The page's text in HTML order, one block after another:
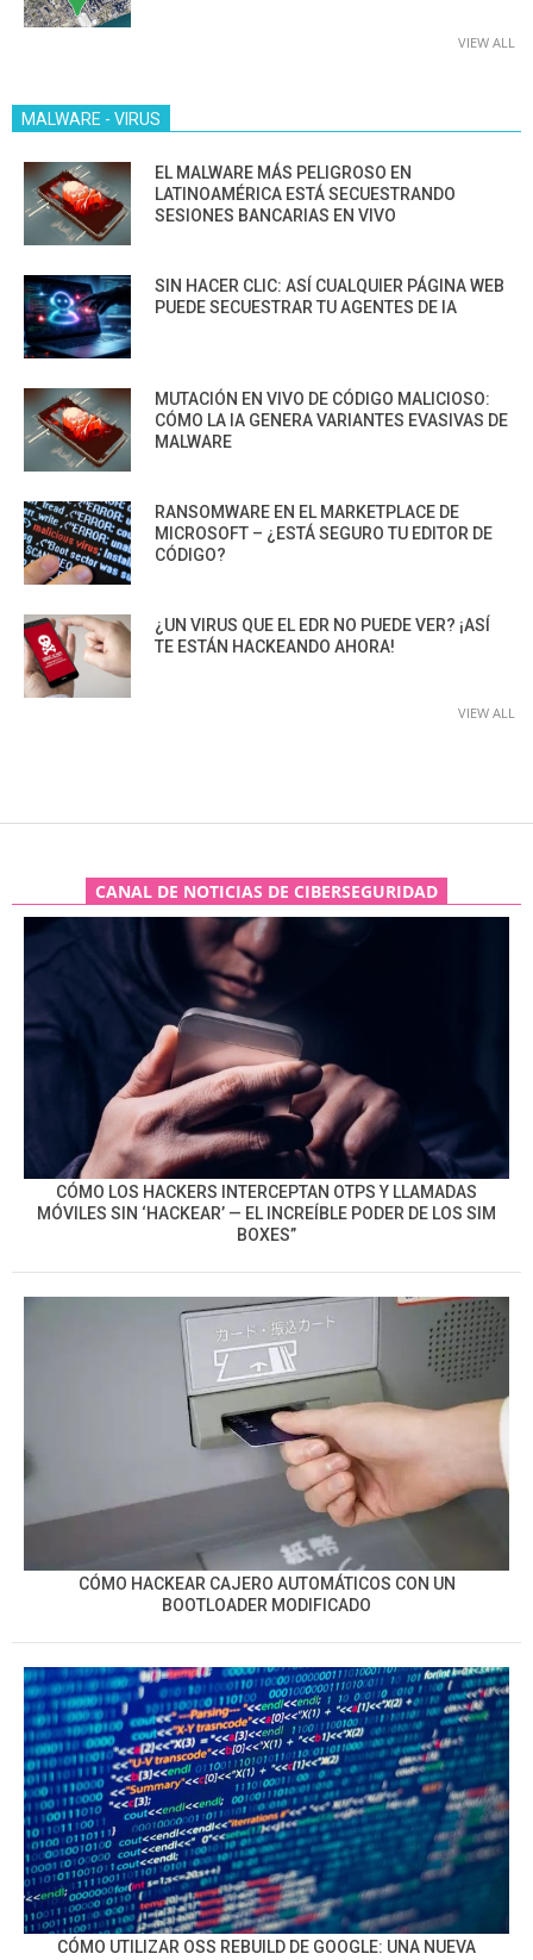
VIEW ALL
MALWARE - VIRUS
EL MALWARE MÁS PELIGROSO EN
LATINOAMÉRICA ESTÁ SECUESTRANDO
SESIONES BANCARIAS EN VIVO
SIN HACER CLIC: ASÍ CUALQUIER PÁGINA WEB
PUEDE SECUESTRAR TU AGENTES DE IA
MUTACIÓN EN VIVO DE CÓDIGO MALICIOSO:
CÓMO LA IA GENERA VARIANTES EVASIVAS DE
MALWARE
RANSOMWARE EN EL MARKETPLACE DE
MICROSOFT – ¿ESTÁ SEGURO TU EDITOR DE
CÓDIGO?
¿UN VIRUS QUE EL EDR NO PUEDE VER? ¡ASÍ
TE ESTÁN HACKEANDO AHORA!
VIEW ALL
CANAL DE NOTICIAS DE CIBERSEGURIDAD
CÓMO LOS HACKERS INTERCEPTAN OTPS Y LLAMADAS
MÓVILES SIN ‘HACKEAR’ — EL INCREÍBLE PODER DE LOS SIM
BOXES”
CÓMO HACKEAR CAJERO AUTOMÁTICOS CON UN
BOOTLOADER MODIFICADO
CÓMO UTILIZAR OSS REBUILD DE GOOGLE: UNA NUEVA